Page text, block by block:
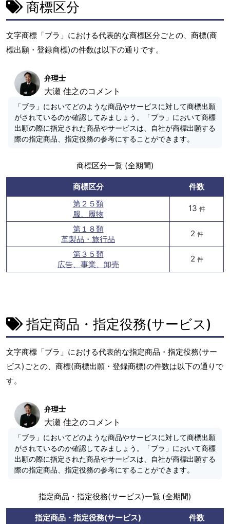
商標区分
文字商標「ブラ」における代表的な商標区分ごとの、商標(商
標出願・登録商標)の件数は以下の通りです。
弁理士
大瀬 佳之のコメント
「ブラ」においてどのような商品やサービスに対して商標出願
がされているのか確認してみましょう。「ブラ」において商標
出願の際に指定された商品やサービスは、自社が商標出願する
際の指定商品、指定役務の参考にすることができます。
商標区分一覧 (全期間)
商標区分
件数
第２５類
服、履物
13 件
第１８類
革製品・旅行品
2 件
第３５類
広告、事業、卸売
2 件
指定商品・指定役務(サービス)
文字商標「ブラ」における代表的な指定商品・指定役務(サー
ビス)ごとの、商標(商標出願・登録商標)の件数は以下の通りで
す。
弁理士
大瀬 佳之のコメント
「ブラ」においてどのような商品やサービスに対して商標出願
がされているのか確認してみましょう。「ブラ」において商標
出願の際に指定された商品やサービスは、自社が商標出願する
際の指定商品、指定役務の参考にすることができます。
指定商品・指定役務(サービス)一覧 (全期間)
指定商品・指定役務(サービス) 件数